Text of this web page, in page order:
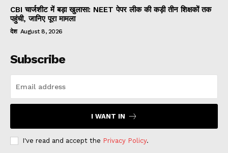
CBI चार्जशीट में बड़ा खुलासा: NEET पेपर लीक की कड़ी तीन शिक्षकों तक
पहुंची, जानिए पूरा मामला
देश August 8, 2026
Subscribe
I WANT IN
I've read and accept the Privacy Policy.